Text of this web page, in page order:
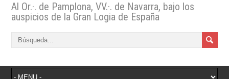
Al Or.·. de Pamplona, VV.·. de Navarra, bajo los
auspicios de la Gran Logia de España